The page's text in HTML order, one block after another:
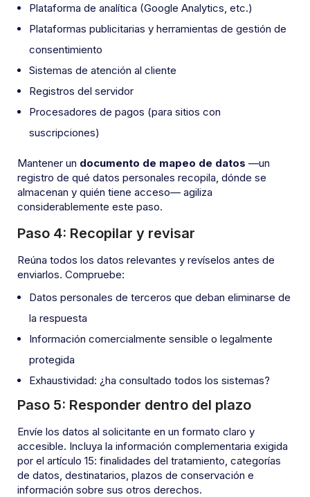
Plataforma de analítica (Google Analytics, etc.)
Plataformas publicitarias y herramientas de gestión de
consentimiento
Sistemas de atención al cliente
Registros del servidor
Procesadores de pagos (para sitios con
suscripciones)
Mantener un documento de mapeo de datos —un
registro de qué datos personales recopila, dónde se
almacenan y quién tiene acceso— agiliza
considerablemente este paso.
Paso 4: Recopilar y revisar
Reúna todos los datos relevantes y revíselos antes de
enviarlos. Compruebe:
Datos personales de terceros que deban eliminarse de
la respuesta
Información comercialmente sensible o legalmente
protegida
Exhaustividad: ¿ha consultado todos los sistemas?
Paso 5: Responder dentro del plazo
Envíe los datos al solicitante en un formato claro y
accesible. Incluya la información complementaria exigida
por el artículo 15: finalidades del tratamiento, categorías
de datos, destinatarios, plazos de conservación e
información sobre sus otros derechos.